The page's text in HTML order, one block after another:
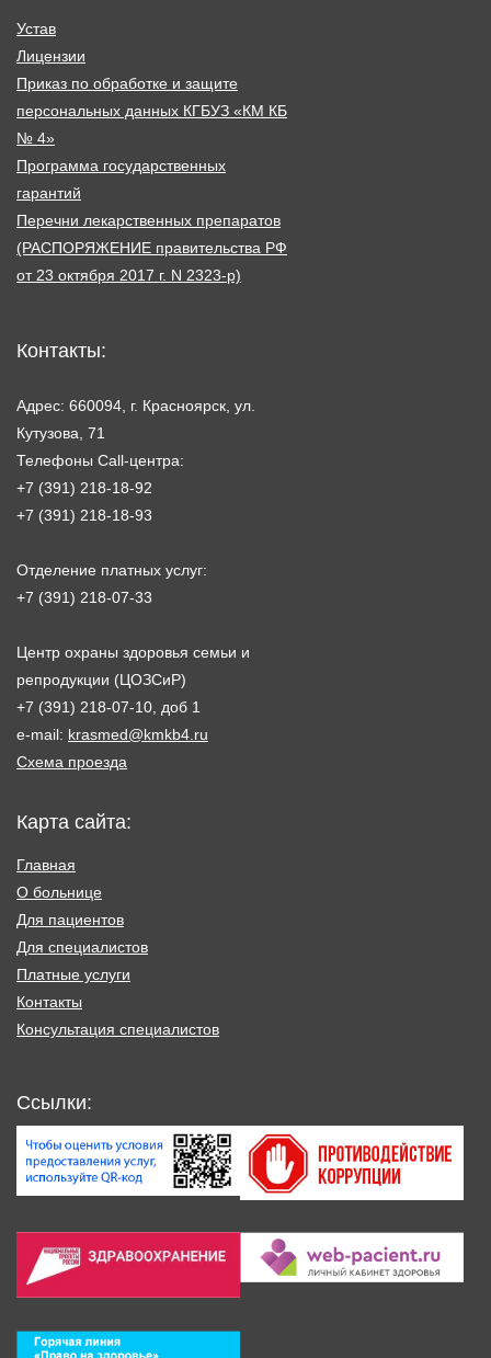
Устав
Лицензии
Приказ по обработке и защите
персональных данных КГБУЗ «КМ КБ
№ 4»
Программа государственных
гарантий
Перечни лекарственных препаратов
(РАСПОРЯЖЕНИЕ правительства РФ
от 23 октября 2017 г. N 2323-р)
Контакты:
Адрес: 660094, г. Красноярск, ул.
Кутузова, 71
Телефоны Call-центра:
+7 (391) 218-18-92
+7 (391) 218-18-93
Отделение платных услуг:
+7 (391) 218-07-33
Центр охраны здоровья семьи и
репродукции (ЦОЗСиР)
+7 (391) 218-07-10, доб 1
e-mail: krasmed@kmkb4.ru
Схема проезда
Карта сайта:
Главная
О больнице
Для пациентов
Для специалистов
Платные услуги
Контакты
Консультация специалистов
Ссылки: